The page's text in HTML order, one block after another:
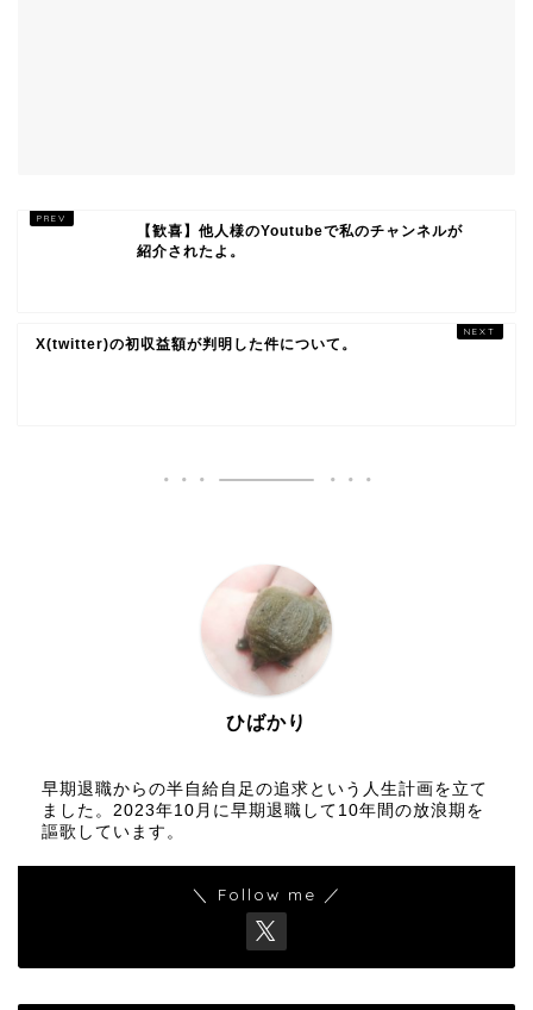
【歓喜】他人様のYoutubeで私のチャンネルが
紹介されたよ。
X(twitter)の初収益額が判明した件について。
ひばかり
早期退職からの半自給自足の追求という人生計画を立て
ました。2023年10月に早期退職して10年間の放浪期を
謳歌しています。
＼ Follow me ／